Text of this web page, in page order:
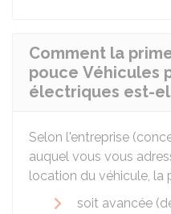
Comment la
pouce Véhicules
électriques est-
Selon l'entreprise
auquel vous vous
location du véhicule, la
soit avancée